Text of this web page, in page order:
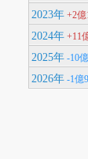
2023年 +2億
2024年 +11
2025年 -10
2026年 -1億